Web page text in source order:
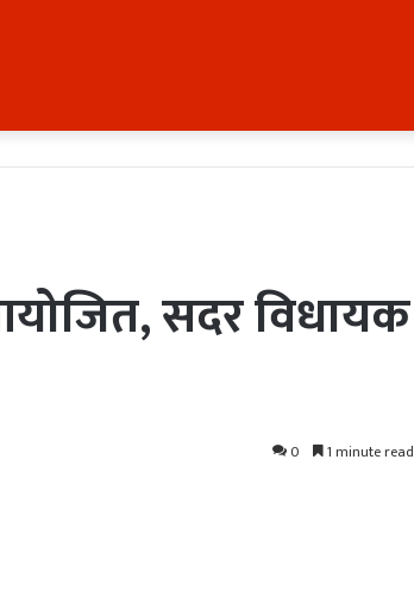
सदर विधायक
0 1 minute read